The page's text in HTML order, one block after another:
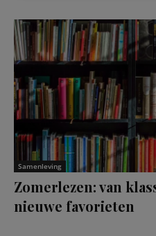
Samenleving
Zomerlezen: van
nieuwe favorieten